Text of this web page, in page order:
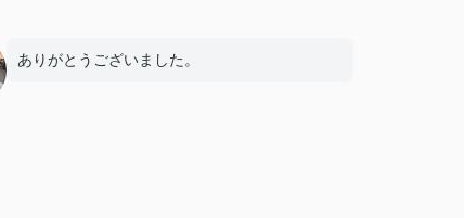
ありがとうございました。